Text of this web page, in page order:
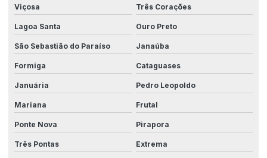
Redução de falhas na produção
Robotica automação industrial
Segurança elétrica para fábricas
Serviço de automação industrial
Serviços de automação
Sistema para automação
Sistema de automação industrial
Sistema de controle industrial
Viçosa Três Corações
Lagoa Santa Ouro Preto
São Sebastião do Paraíso Janaúba
Formiga Cataguases
Januária Pedro Leopoldo
Mariana Frutal
Ponte Nova Pirapora
Três Pontas Extrema